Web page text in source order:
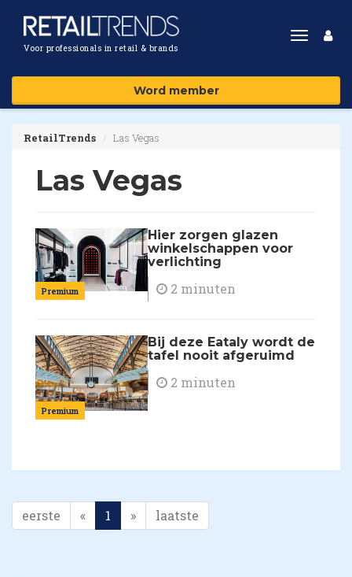
Voor professionals in retail & brands
Toggle
Word member
RetailTrends Las Vegas
Las Vegas
Premium
Hier zorgen glazen
winkelschappen voor
verlichting
2 minuten
Premium
Bij deze Eataly wordt de
tafel nooit afgeruimd
2 minuten
eerste « 1 » laatste